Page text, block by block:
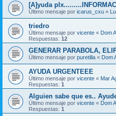
[A]yuda
Último mensaje por icarus_cxu «
triedro
Último mensaje por vicente « Dom
Respuestas: 12
GENERAR PARABOLA,
Último mensaje por puretilla « Dom
AYUDA URGENTEEE
Último mensaje por vicente « Mar
Respuestas: 1
Alguien sabe que es..
Último mensaje por vicente « Dom
Respuestas: 1